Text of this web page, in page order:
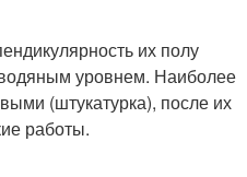
их полу
уровнем. Наиболее
(штукатурка), после их
работы.